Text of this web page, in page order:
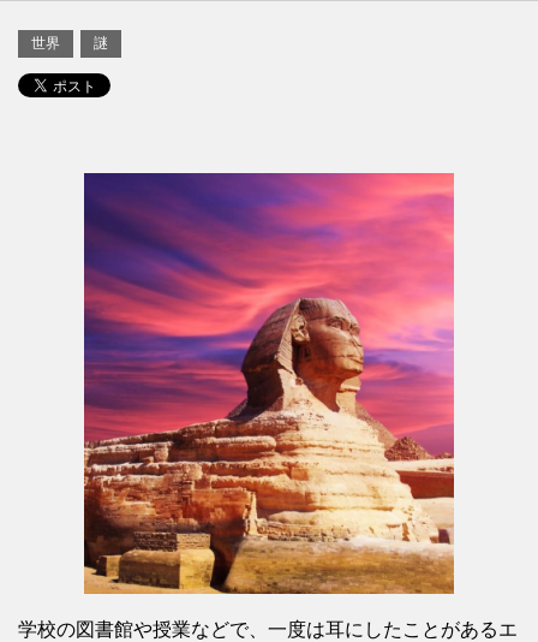
世界 謎
学校の図書館や授業などで、一度は耳にしたことがあるエ